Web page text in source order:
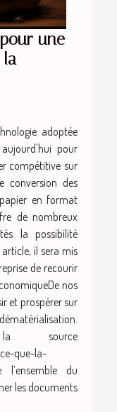
une
la
adoptée
pour
compétitive sur
conversion des
en format
de nombreux
la possibilité
il sera mis
de recourir
nos
et prospérer sur
la source
que-la-
du
les documents